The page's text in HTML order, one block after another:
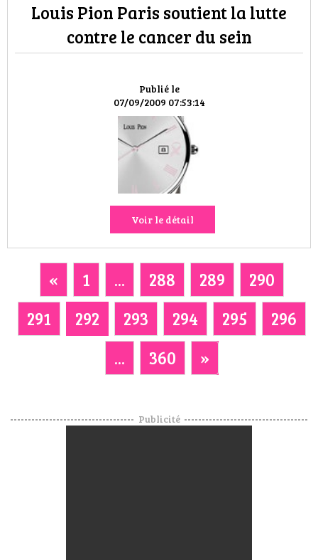
Publié le
07/09/2009 07:53:14
Louis Pion Paris soutient la lutte
contre le cancer du sein
Voir le détail
« 1 ... 288 289
290
291
292 293 294 295
296
...
360 »
Publicité